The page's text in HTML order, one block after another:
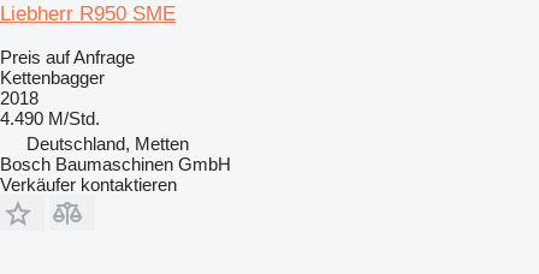
Liebherr R950 SME
Preis auf Anfrage
Kettenbagger
2018
4.490 M/Std.
Deutschland, Metten
Bosch Baumaschinen GmbH
Verkäufer kontaktieren